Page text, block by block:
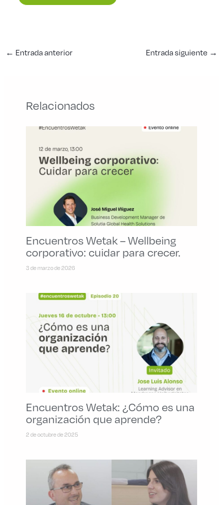
← Entrada anterior Entrada siguiente →
Relacionados
Encuentros Wetak – Wellbeing
corporativo: cuidar para crecer.
3 de marzo de 2026
Encuentros Wetak: ¿Cómo es una
organización que aprende?
2 de octubre de 2025